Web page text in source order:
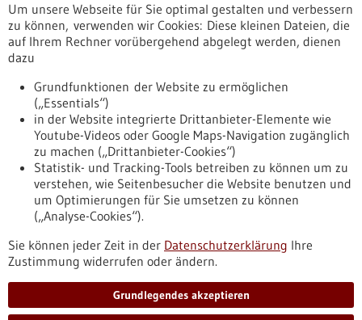
Erscheinungsdatum
Nach oben
Informiert bleiben
Newsletter abonnieren
Um unsere Webseite für Sie optimal gestalten und verbessern
zu können, verwenden wir Cookies: Diese kleinen Dateien, die
auf Ihrem Rechner vorübergehend abgelegt werden, dienen
dazu
Grundfunktionen der Website zu ermöglichen
(„Essentials“)
in der Website integrierte Drittanbieter-Elemente wie
Youtube-Videos oder Google Maps-Navigation zugänglich
zu machen („Drittanbieter-Cookies“)
Statistik- und Tracking-Tools betreiben zu können um zu
verstehen, wie Seitenbesucher die Website benutzen und
um Optimierungen für Sie umsetzen zu können
(„Analyse-Cookies“).
Sie können jeder Zeit in der Datenschutzerklärung Ihre
Zustimmung widerrufen oder ändern.
Grundlegendes akzeptieren